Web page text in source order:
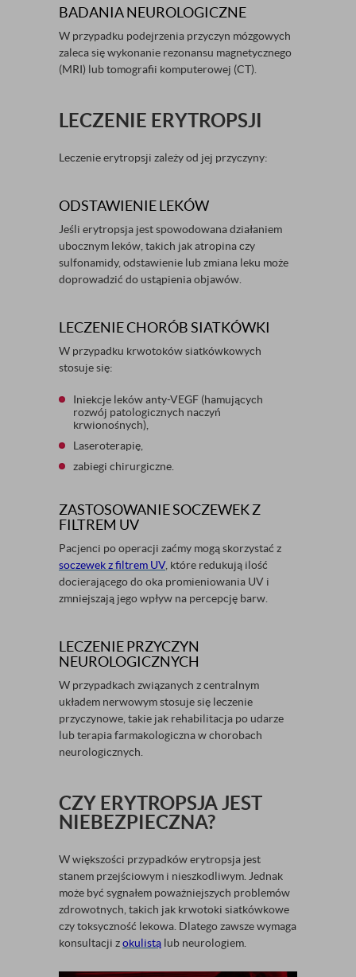
BADANIA NEUROLOGICZNE
W przypadku podejrzenia przyczyn mózgowych
zaleca się wykonanie rezonansu magnetycznego
(MRI) lub tomografii komputerowej (CT).
LECZENIE ERYTROPSJI
Leczenie erytropsji zależy od jej przyczyny:
ODSTAWIENIE LEKÓW
Jeśli erytropsja jest spowodowana działaniem
ubocznym leków, takich jak atropina czy
sulfonamidy, odstawienie lub zmiana leku może
doprowadzić do ustąpienia objawów.
LECZENIE CHORÓB SIATKÓWKI
W przypadku krwotoków siatkówkowych
stosuje się:
Iniekcje leków anty-VEGF (hamujących
rozwój patologicznych naczyń
krwionośnych),
Laseroterapię,
zabiegi chirurgiczne.
ZASTOSOWANIE SOCZEWEK Z
FILTREM UV
Pacjenci po operacji zaćmy mogą skorzystać z
soczewek z filtrem UV, które redukują ilość
docierającego do oka promieniowania UV i
zmniejszają jego wpływ na percepcję barw.
LECZENIE PRZYCZYN
NEUROLOGICZNYCH
W przypadkach związanych z centralnym
układem nerwowym stosuje się leczenie
przyczynowe, takie jak rehabilitacja po udarze
lub terapia farmakologiczna w chorobach
neurologicznych.
CZY ERYTROPSJA JEST
NIEBEZPIECZNA?
W większości przypadków erytropsja jest
stanem przejściowym i nieszkodliwym. Jednak
może być sygnałem poważniejszych problemów
zdrowotnych, takich jak krwotoki siatkówkowe
czy toksyczność lekowa. Dlatego zawsze wymaga
konsultacji zokulistą lub neurologiem.